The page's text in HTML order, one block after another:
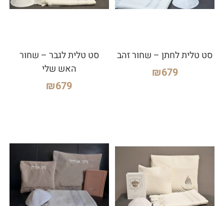
סט טלית לחתן – שחור זהב
₪679
סט טלית לגבר – שחור
האש שלי
₪679